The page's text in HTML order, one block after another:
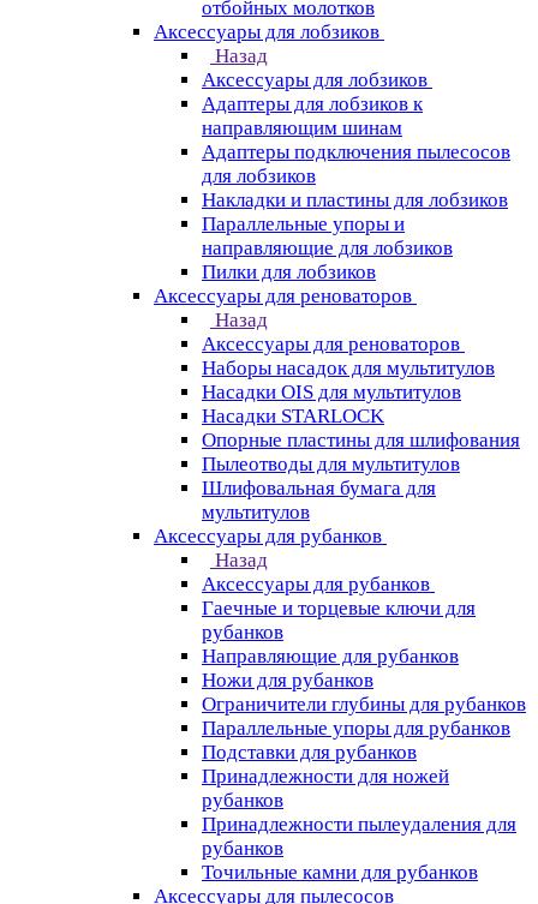
отбойных молотков
Аксессуары для лобзиков
Назад
Аксессуары для лобзиков
Адаптеры для лобзиков к
направляющим шинам
Адаптеры подключения пылесосов
для лобзиков
Накладки и пластины для лобзиков
Параллельные упоры и
направляющие для лобзиков
Пилки для лобзиков
Аксессуары для реноваторов
Назад
Аксессуары для реноваторов
Наборы насадок для мультитулов
Насадки OIS для мультитулов
Насадки STARLOCK
Опорные пластины для шлифования
Пылеотводы для мультитулов
Шлифовальная бумага для
мультитулов
Аксессуары для рубанков
Назад
Аксессуары для рубанков
Гаечные и торцевые ключи для
рубанков
Направляющие для рубанков
Ножи для рубанков
Ограничители глубины для рубанков
Параллельные упоры для рубанков
Подставки для рубанков
Принадлежности для ножей
рубанков
Принадлежности пылеудаления для
рубанков
Точильные камни для рубанков
Аксессуары для пылесосов